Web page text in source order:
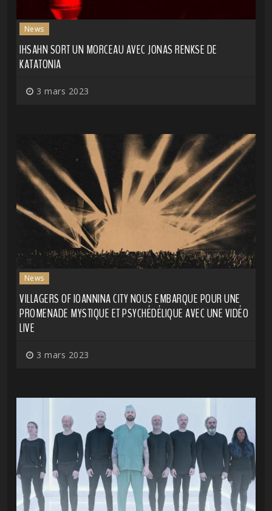
News
IHSAHN SORT UN MORCEAU AVEC JONAS RENKSE DE
KATATONIA
3 mars 2023
News
VILLAGERS OF IOANNINA CITY NOUS EMBARQUE POUR UNE
PROMENADE MYSTIQUE ET PSYCHÉDÉLIQUE AVEC UNE VIDÉO
LIVE
3 mars 2023